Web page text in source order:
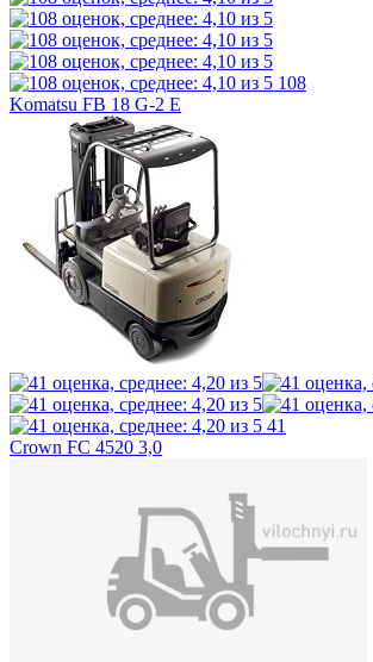
108
Komatsu FB 18 G-2 E
41
Crown FC 4520 3,0